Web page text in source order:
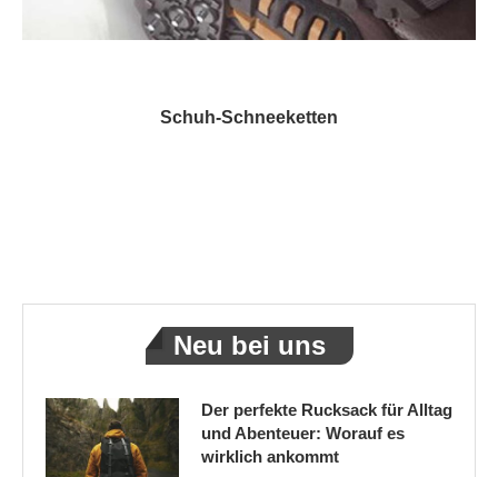
Schuh-Schneeketten
Neu bei uns
Der perfekte Rucksack für Alltag
und Abenteuer: Worauf es
wirklich ankommt